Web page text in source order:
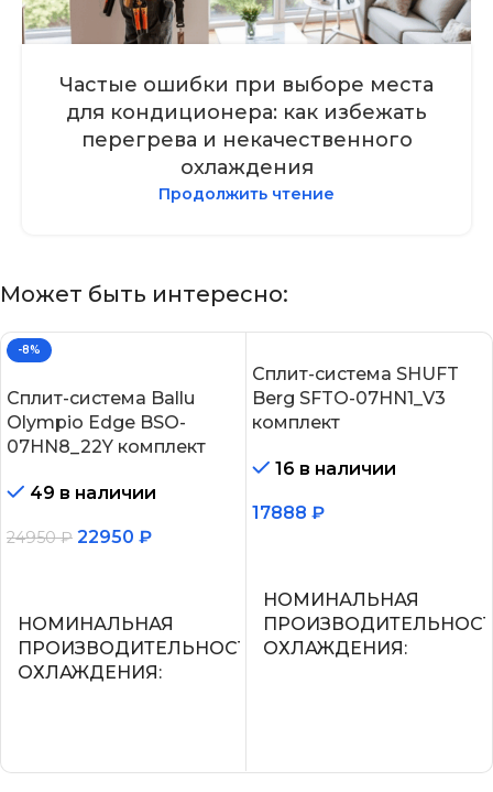
Частые ошибки при выборе места
для кондиционера: как избежать
перегрева и некачественного
охлаждения
Продолжить чтение
Может быть интересно:
-8%
Сплит-система Ballu
Olympio Edge BSO-
07HN8_22Y комплект
49 в наличии
24950₽ 22950 ₽
НОМИНАЛЬНАЯ
ПРОИЗВОДИТЕЛЬНОСТЬ
ОХЛАЖДЕНИЯ
Сплит-система SHUFT
Berg SFTO-07HN1_V3
комплект
16 в наличии
17888 ₽
НОМИНАЛЬНАЯ
ОХЛАЖДЕНИЯ
УПРАВЛЕНИЕ